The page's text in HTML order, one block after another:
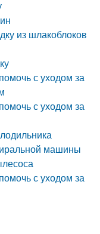
из шлакоблоков
с уходом за
с уходом за
машины
с уходом за